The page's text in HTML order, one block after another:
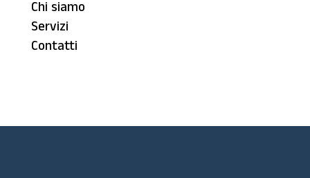
Chi siamo
Servizi
Contatti